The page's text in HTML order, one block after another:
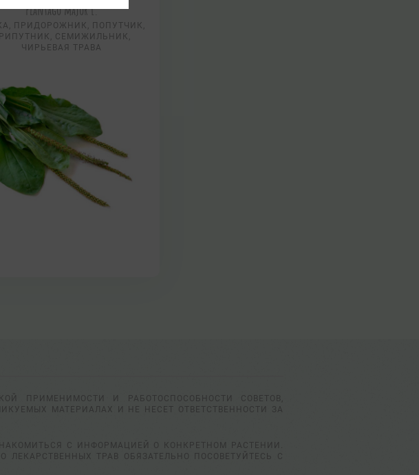
Plantago major L.
ПРИДОРОЖНИК, ПОПУТЧИК,
СЕМИЖИЛЬНИК,
ЧИРЬЕВАЯ ТРАВА
ПРИМЕНИМОСТИ И РАБОТОСПОСОБНОСТИ СОВЕТОВ,
МАТЕРИАЛАХ И НЕ НЕСЕТ ОТВЕТСТВЕННОСТИ ЗА
С ИНФОРМАЦИЕЙ О КОНКРЕТНОМ РАСТЕНИИ.
ТРАВ ОБЯЗАТЕЛЬНО ПОСОВЕТУЙТЕСЬ С